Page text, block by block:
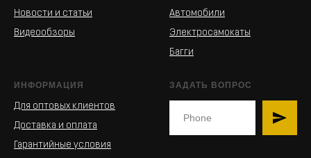
Новости и статьи
Видеообзоры
Автомобили
Электросамокаты
Багги
ИНФОРМАЦИЯ
Для оптовых клиентов
Доставка и оплата
Гарантийные условия
ЗАДАТЬ ВОПРОС